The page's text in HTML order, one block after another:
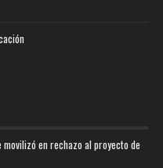
en rechazo al proyecto de